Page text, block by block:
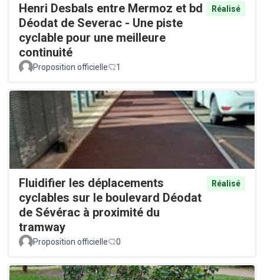
Henri Desbals entre Mermoz et bd
Déodat de Severac - Une piste
cyclable pour une meilleure
continuité
Réalisé
Proposition officielle 1
Fluidifier les déplacements
cyclables sur le boulevard Déodat
de Sévérac à proximité du
tramway
Réalisé
Proposition officielle 0